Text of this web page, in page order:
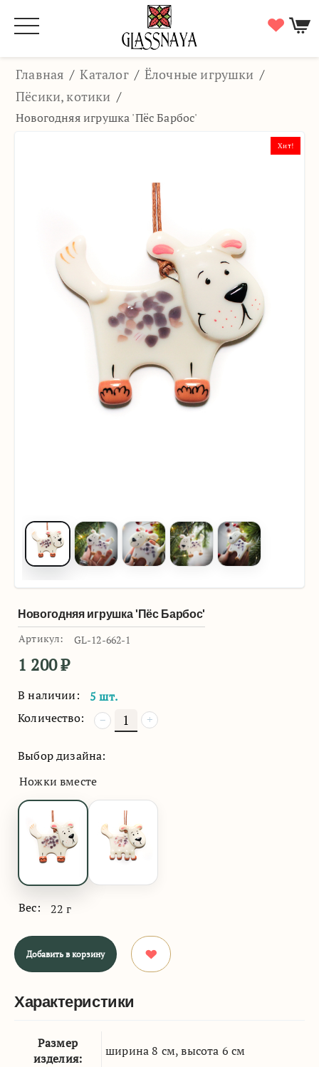
Главная / Каталог / Ёлочные игрушки /
Пёсики, котики /
Новогодняя игрушка 'Пёс Барбос'
Хит!
Новогодняя игрушка 'Пёс Барбос'
Артикул: GL-12-662-1
1 200₽
В наличии:
5 шт.
Количество:
+
−
Выбор дизайна:
Ножки вместе
Вес: 22 г
Добавить в корзину
Характеристики
Размер
изделия:
ширина 8 см, высота 6 см